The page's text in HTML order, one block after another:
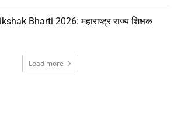
Bharti 2026: महाराष्ट्र राज्य शिक्षक
Load more